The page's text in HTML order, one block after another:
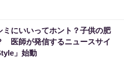
ミにいいってホント？子供の肥
医師が発信するニュースサイ
」始動